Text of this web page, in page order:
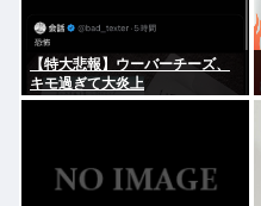
【特大悲報】ウーバーチーズ、
キモ過ぎて大炎上